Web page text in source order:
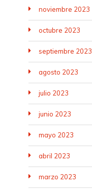
noviembre 2023
octubre 2023
septiembre 2023
agosto 2023
julio 2023
junio 2023
mayo 2023
abril 2023
marzo 2023